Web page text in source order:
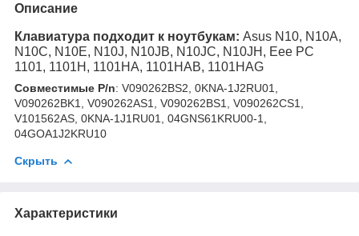
Описание
Клавиатура подходит к ноутбукам: Asus N10, N10A,
N10C, N10E, N10J, N10JB, N10JC, N10JH, Eee PC
1101, 1101H, 1101HA, 1101HAB, 1101HAG
Совместимые P/n: V090262BS2, 0KNA-1J2RU01,
V090262BK1, V090262AS1, V090262BS1, V090262CS1,
V101562AS, 0KNA-1J1RU01, 04GNS61KRU00-1,
04GOA1J2KRU10
Скрыть
Характеристики